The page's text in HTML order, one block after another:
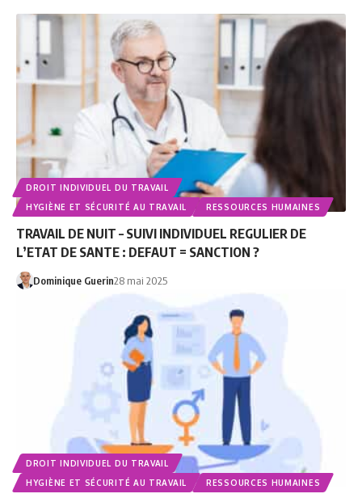
DROIT INDIVIDUEL DU TRAVAIL
HYGIÈNE ET SÉCURITÉ AU TRAVAIL
RESSOURCES HUMAINES
TRAVAIL DE NUIT – SUIVI INDIVIDUEL REGULIER DE
L’ETAT DE SANTE : DEFAUT = SANCTION ?
Dominique Guerin28 mai 2025
DROIT INDIVIDUEL DU TRAVAIL
HYGIÈNE ET SÉCURITÉ AU TRAVAIL
RESSOURCES HUMAINES